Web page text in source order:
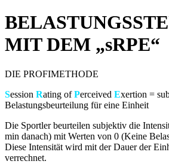
MIT DEM „sRPE“
DIE PROFIMETHODE
Session Rating ofPerceived Exertion =
Belastungsbeurteilung für eine Einheit
Die Sportler beurteilen subjektiv die
min danach) mit Werten von 0 (Keine
Diese Intensität wird mit der Dauer der
verrechnet.